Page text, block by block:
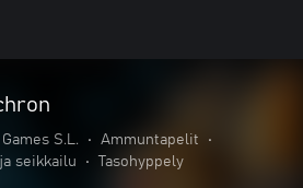
S.L. • Ammuntapelit
•
ja seikkailu
• Tasohyppely